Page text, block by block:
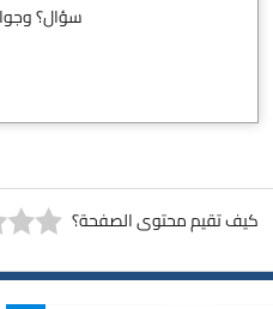
سؤال؟
كيف تقيم محتوى الصفحة؟